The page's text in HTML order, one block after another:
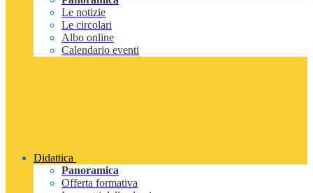
Le notizie
Le circolari
Albo online
Calendario eventi
Didattica
Panoramica
Offerta formativa